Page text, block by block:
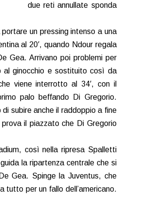
due reti annullate sponda
un pressing intenso a una
al 20′, quando Ndour regala
Gea. Arrivano poi problemi per
al ginocchio e sostituito così da
viene interrotto al 34′, con il
palo beffando Di Gregorio.
subire anche il raddoppio a fine
prova il piazzato che Di Gregorio
così nella ripresa Spalletti
la ripartenza centrale che si
Gea. Spinge la Juventus, che
tutto per un fallo dell’americano.